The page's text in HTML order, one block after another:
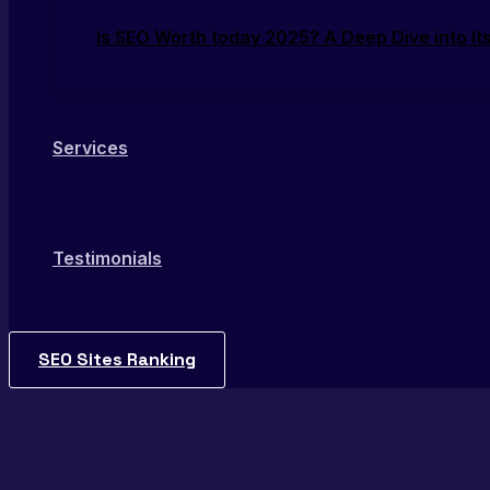
Is SEO Worth today 2025? A Deep Dive into
Services
Testimonials
SEO Sites Ranking